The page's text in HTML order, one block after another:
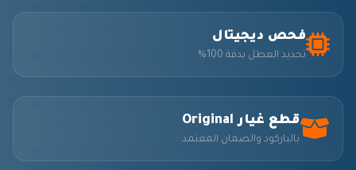
فحص ديجيتال
تحديد العطل بدقة 100%
قطع غيار Original
بالباركود والضمان المعتمد